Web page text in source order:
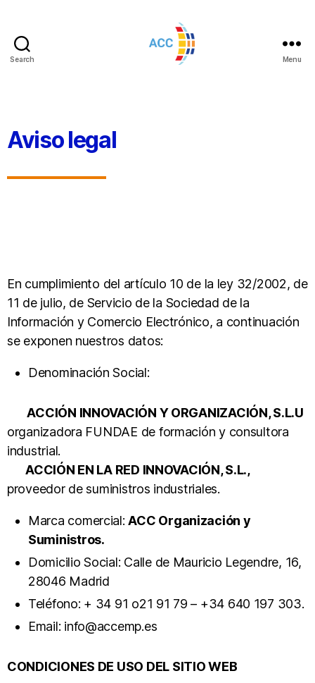
Search Menu
Aviso legal
En cumplimiento del artículo 10 de la ley 32/2002, de
11 de julio, de Servicio de la Sociedad de la
Información y Comercio Electrónico, a continuación
se exponen nuestros datos:
Denominación Social:
ACCIÓN INNOVACIÓN Y ORGANIZACIÓN, S.L.U
organizadora FUNDAE de formación y consultora
industrial.
ACCIÓN EN LA RED INNOVACIÓN, S.L.,
proveedor de suministros industriales.
Marca comercial:ACC Organización y
Suministros.
Domicilio Social: Calle de Mauricio Legendre, 16,
28046 Madrid
Teléfono: + 34 91 o21 91 79 – +34 640 197 303.
Email: info@accemp.es
CONDICIONES DE USO DEL SITIO WEB